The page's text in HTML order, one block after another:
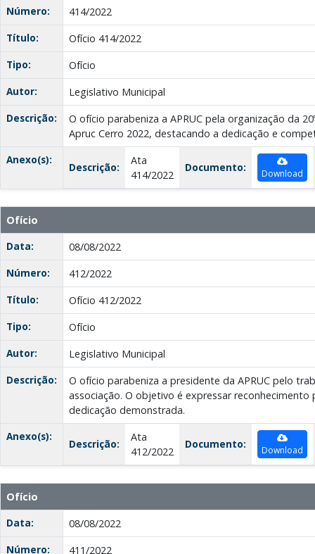
Número:
414/2022
Título:
Ofício 414/2022
Tipo:
Ofício
Autor:
Legislativo Municipal
Descrição:
O ofício parabeniza a APRUC pela organização da
Apruc Cerro 2022, destacando a dedicação e
Anexo(s):
Descrição:
Ata
414/2022
Documento: Download
Ofício
Data:
08/08/2022
Número:
412/2022
Título:
Ofício 412/2022
Tipo:
Ofício
Autor:
Legislativo Municipal
Descrição:
O ofício parabeniza a presidente da APRUC pelo
associação. O objetivo é expressar reconhecimento
dedicação demonstrada.
Anexo(s):
Descrição:
Ata
412/2022
Documento: Download
Ofício
Data:
08/08/2022
Número:
411/2022